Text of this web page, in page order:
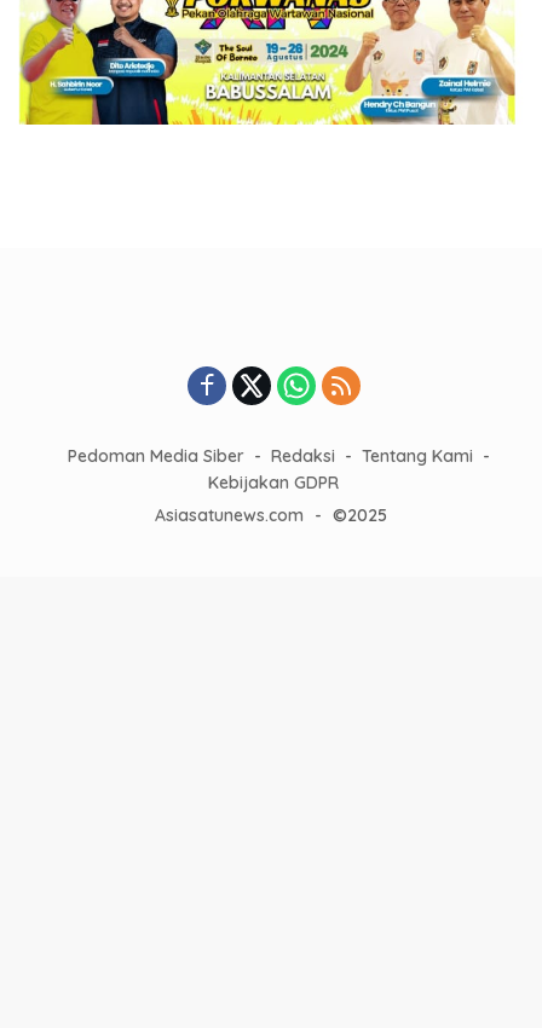
Pedoman Media Siber Redaksi
Tentang Kami
Kebijakan GDPR
Asiasatunews.com
- ©2025